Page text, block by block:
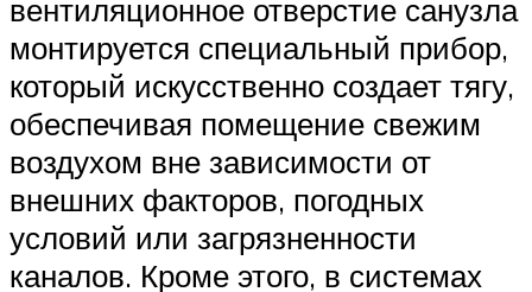
вентиляционное отверстие санузла
монтируется специальный прибор,
который искусственно создает тягу,
обеспечивая помещение свежим
воздухом вне зависимости от
внешних факторов, погодных
условий или загрязненности
каналов. Кроме этого, в системах